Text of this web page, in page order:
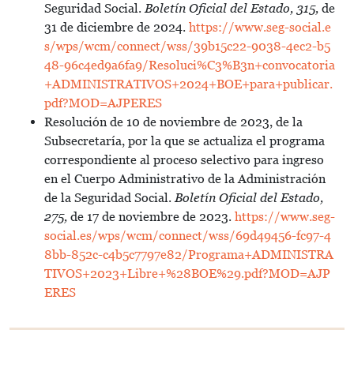
Seguridad Social.Boletín Oficial del Estado, 315, de
31 de diciembre de 2024. https://www.seg-social.e
s/wps/wcm/connect/wss/39b15c22-9038-4ec2-b5
48-96c4ed9a6fa9/Resoluci%C3%B3n+convocatoria
+ADMINISTRATIVOS+2024+BOE+para+publicar.
pdf?MOD=AJPERES
Resolución de 10 de noviembre de 2023, de la
Subsecretaría, por la que se actualiza el programa
correspondiente al proceso selectivo para ingreso
en el Cuerpo Administrativo de la Administración
de la Seguridad Social.Boletín Oficial del Estado,
275, de 17 de noviembre de 2023. https://www.seg-
social.es/wps/wcm/connect/wss/69d49456-fc97-4
8bb-852c-c4b5c7797e82/Programa+ADMINISTRA
TIVOS+2023+Libre+%28BOE%29.pdf?MOD=AJP
ERES